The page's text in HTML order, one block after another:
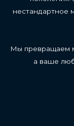
нестандартное
Мы превращаем
а ваше